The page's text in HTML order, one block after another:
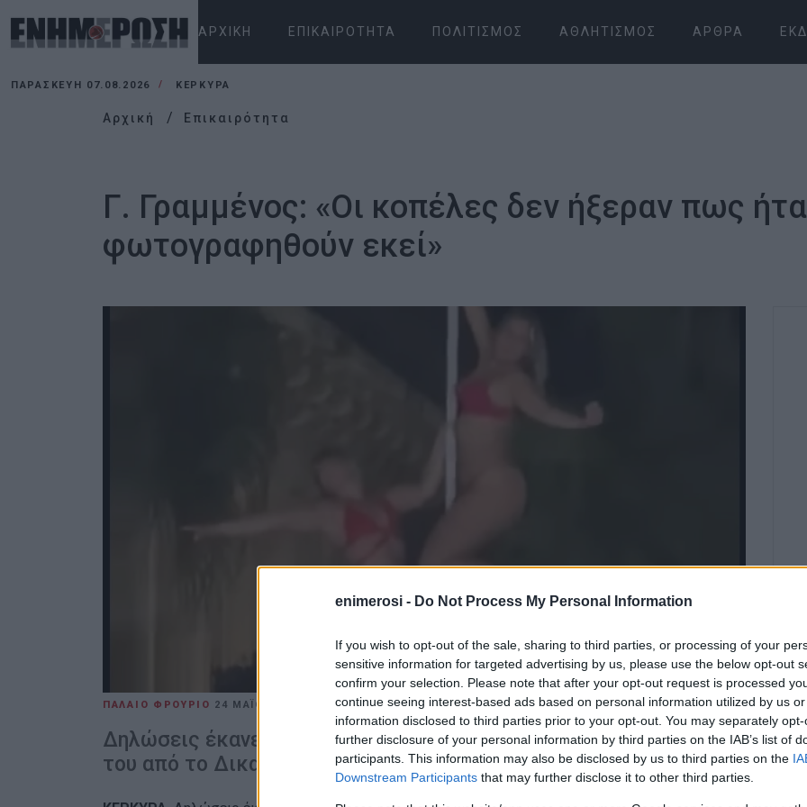
enimerosi - Do Not Process My Personal Information
If you wish to opt-out of the sale, sharing to third parties, or processing of your
sensitive information for targeted advertising by us, please use the below opt-out
confirm your selection. Please note that after your opt-out request is processed
continue seeing interest-based ads based on personal information utilized by us
information disclosed to third parties prior to your opt-out. You may separately
further disclosure of your personal information by third parties on the IAB’s list of
participants. This information may also be disclosed by us to third parties on the
Downstream Participants that may further disclose it to other third parties.
ΑΡΧΙΚΉ ΕΠΙΚΑΙΡΌΤΗΤΑ ΠΟΛΙΤΙΣΜΌΣ ΑΘΛΗΤΙΣΜΌΣ ΆΡΘΡΑ
ΠΑΡΑΣΚΕΥΉ 07.08.2026 ΚΕΡΚΥΡΑ
Αρχική Επικαιρότητα
Γ. Γραμμένος: «Οι κοπέλες δεν ήξεραν πως
φωτογραφηθούν εκεί»
ΠΑΛΑΙΟ ΦΡΟΥΡΙΟ 24 ΜΑΪ́ΟΥ 2025 16:43 ΒΑΣΙΛΗΣ ΠΑΝΤΑΖΟΠΟΥΛΟΣ
Δηλώσεις έκανε ο δικηγόρος των πέντε γυναικών κατά την έξοδό
του από το Δικαστικό Μέγαρο